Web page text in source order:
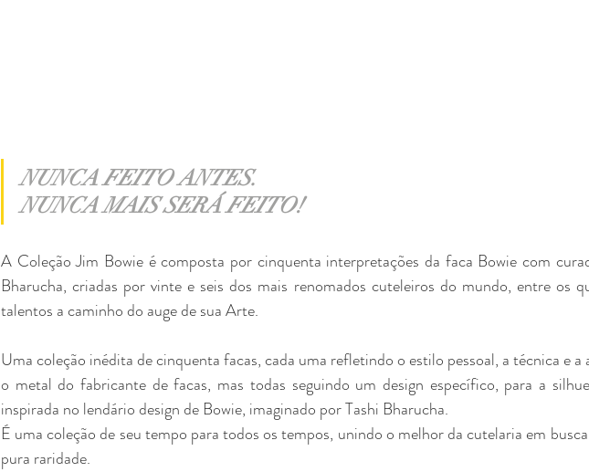
NUNCA FEITO ANTES.
NUNCA MAIS SERÁ FEITO!
A Coleção Jim Bowie é composta por cinquenta interpretações da faca Bowie com
Bharucha, criadas por vinte e seis dos mais renomados cuteleiros do mundo, entre os
talentos a caminho do auge de sua Arte.
Uma coleção inédita de cinquenta facas, cada uma refletindo o estilo pessoal, a técnica e a
o metal do fabricante de facas, mas todas seguindo um design específico, para a
inspirada no lendário design de Bowie, imaginado por Tashi Bharucha.
É uma coleção de seu tempo para todos os tempos, unindo o melhor da cutelaria em
pura raridade.